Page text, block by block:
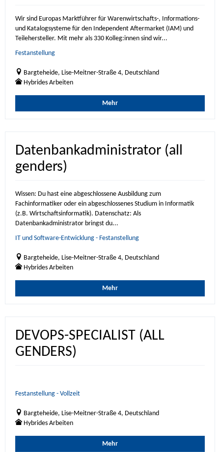
Wir sind Europas Marktführer für Warenwirtschafts-, Informations-
und Katalogsysteme für den Independent Aftermarket (IAM) und
Teilehersteller. Mit mehr als 330 Kolleg:innen sind wir...
Festanstellung
Bargteheide, Lise-Meitner-Straße 4, Deutschland
Hybrides Arbeiten
Mehr
Datenbankadministrator (all
genders)
Wissen: Du hast eine abgeschlossene Ausbildung zum
Fachinformatiker oder ein abgeschlossenes Studium in Informatik
(z.B. Wirtschaftsinformatik). Datenschatz: Als
Datenbankadministrator bringst du...
IT und Software-Entwicklung - Festanstellung
Bargteheide, Lise-Meitner-Straße 4, Deutschland
Hybrides Arbeiten
Mehr
DEVOPS-SPECIALIST (ALL
GENDERS)
Festanstellung - Vollzeit
Bargteheide, Lise-Meitner-Straße 4, Deutschland
Hybrides Arbeiten
Mehr